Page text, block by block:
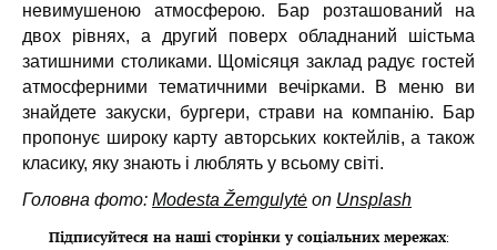
невимушеною атмосферою. Бар розташований на
двох рівнях, а другий поверх обладнаний шістьма
затишними столиками. Щомісяця заклад радує гостей
атмосферними тематичними вечірками. В меню ви
знайдете закуски, бургери, страви на компанію. Бар
пропонує широку карту авторських коктейлів, а також
класику, яку знають і люблять у всьому світі.
Головна фото: Modesta Žemgulytė on Unsplash
Підписуйтеся на наші сторінки у соціальних мережах: